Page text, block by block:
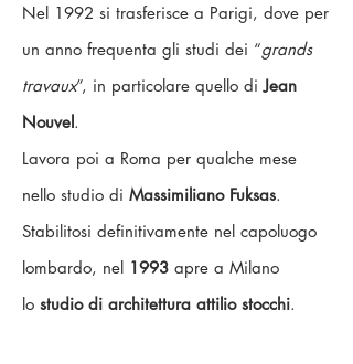
Nel 1992 si trasferisce a Parigi, dove per
un anno frequenta gli studi dei “grands
travaux”, in particolare quello di Jean
Nouvel.
Lavora poi a Roma per qualche mese
nello studio di Massimiliano Fuksas.
Stabilitosi definitivamente nel capoluogo
lombardo, nel 1993 apre a Milano
lo studio di architettura attilio stocchi.